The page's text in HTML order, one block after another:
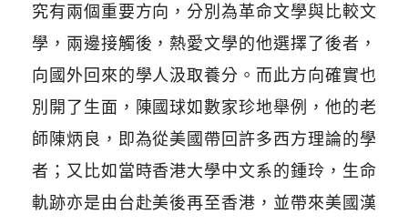
究有兩個重要方向，分別為革命文學與比較文
學，兩邊接觸後，熱愛文學的他選擇了後者，
向國外回來的學人汲取養分。而此方向確實也
別開了生面，陳國球如數家珍地舉例，他的老
師陳炳良，即為從美國帶回許多西方理論的學
者；又比如當時香港大學中文系的鍾玲，生命
軌跡亦是由台赴美後再至香港，並帶來美國漢